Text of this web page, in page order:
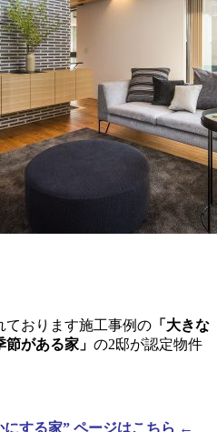
ております施工事例の 「大きな
がある家」 の2邸が認定物件
する家” ページはこちら ←